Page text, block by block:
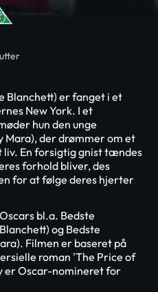
Blanchett) er fanget i et
New York. I et
hun den unge
Mara), der drømmer om et
liv. En forsigtig gnist tændes
forhold bliver, des
for at følge deres hjerter
bl.a. Bedste
og Bedste
Filmen er baseret på
roman 'The Price of
er Oscar-nomineret for